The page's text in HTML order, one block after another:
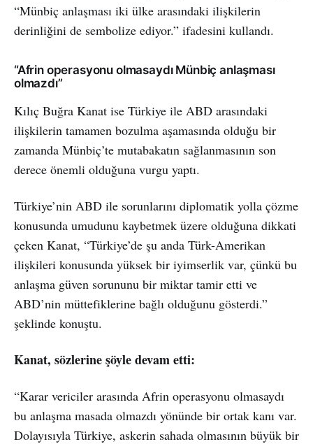
“Münbiç anlaşması iki ülke arasındaki ilişkilerin
derinliğini de sembolize ediyor.” ifadesini kullandı.
“Afrin operasyonu olmasaydı Münbiç anlaşması
olmazdı”
Kılıç Buğra Kanat ise Türkiye ile ABD arasındaki
ilişkilerin tamamen bozulma aşamasında olduğu bir
zamanda Münbiç’te mutabakatın sağlanmasının son
derece önemli olduğuna vurgu yaptı.
Türkiye’nin ABD ile sorunlarını diplomatik yolla çözme
konusunda umudunu kaybetmek üzere olduğuna dikkati
çeken Kanat, “Türkiye’de şu anda Türk-Amerikan
ilişkileri konusunda yüksek bir iyimserlik var, çünkü bu
anlaşma güven sorununu bir miktar tamir etti ve
ABD’nin müttefiklerine bağlı olduğunu gösterdi.”
şeklinde konuştu.
Kanat, sözlerine şöyle devam etti:
“Karar vericiler arasında Afrin operasyonu olmasaydı
bu anlaşma masada olmazdı yönünde bir ortak kanı var.
Dolayısıyla Türkiye, askerin sahada olmasının büyük bir